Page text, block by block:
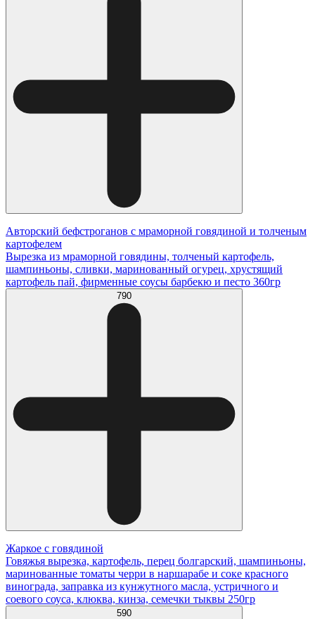
Авторский бефстроганов с мраморной говядиной и толченым
картофелем
Вырезка из мраморной говядины, толченый картофель,
шампиньоны, сливки, маринованный огурец, хрустящий
картофель пай, фирменные соусы барбекю и песто 360гр
790
Жаркое с говядиной
Говяжья вырезка, картофель, перец болгарский, шампиньоны,
маринованные томаты черри в наршарабе и соке красного
винограда, заправка из кунжутного масла, устричного и
соевого соуса, клюква, кинза, семечки тыквы 250гр
590